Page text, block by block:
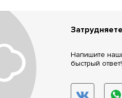
Напишите
быстрый ответ!